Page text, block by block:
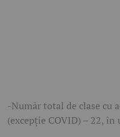
-Număr total de clase cu
(excepție COVID) – 22,